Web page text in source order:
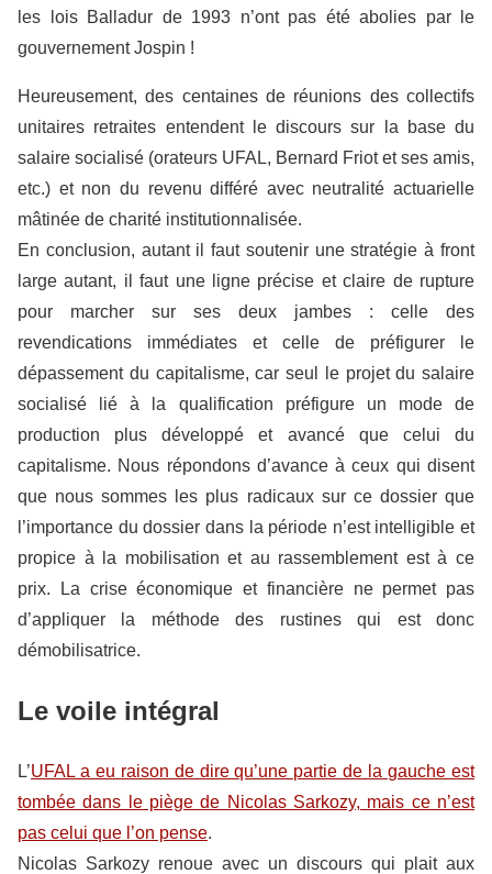
les lois Balladur de 1993 n’ont pas été abolies par le
gouvernement Jospin !
Heureusement, des centaines de réunions des collectifs
unitaires retraites entendent le discours sur la base du
salaire socialisé (orateurs UFAL, Bernard Friot et ses amis,
etc.) et non du revenu différé avec neutralité actuarielle
mâtinée de charité institutionnalisée.
En conclusion, autant il faut soutenir une stratégie à front
large autant, il faut une ligne précise et claire de rupture
pour marcher sur ses deux jambes : celle des
revendications immédiates et celle de préfigurer le
dépassement du capitalisme, car seul le projet du salaire
socialisé lié à la qualification préfigure un mode de
production plus développé et avancé que celui du
capitalisme. Nous répondons d’avance à ceux qui disent
que nous sommes les plus radicaux sur ce dossier que
l’importance du dossier dans la période n’est intelligible et
propice à la mobilisation et au rassemblement est à ce
prix. La crise économique et financière ne permet pas
d’appliquer la méthode des rustines qui est donc
démobilisatrice.
Le voile intégral
L’UFAL a eu raison de dire qu’une partie de la gauche est
tombée dans le piège de Nicolas Sarkozy, mais ce n’est
pas celui que l’on pense.
Nicolas Sarkozy renoue avec un discours qui plait aux